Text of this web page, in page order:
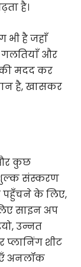
है।
भी है जहाँ
गलतियाँ और
की मदद कर
है, खासकर
कुछ
संस्करण
पहुँचने के लिए,
साइन अप
उन्नत
प्लानिंग शीट
अनलॉक